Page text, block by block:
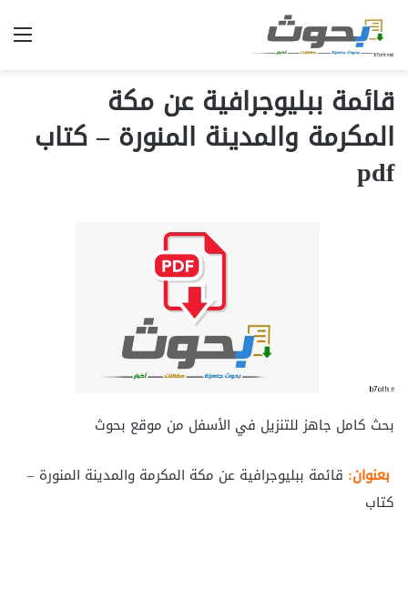
قائمة ببليوجرافية عن مكة
المكرمة والمدينة المنورة – كتاب
pdf
بحث كامل جاهز للتنزيل في الأسفل من موقع بحوث
بعنوان: قائمة ببليوجرافية عن مكة المكرمة والمدينة المنورة –
كتاب